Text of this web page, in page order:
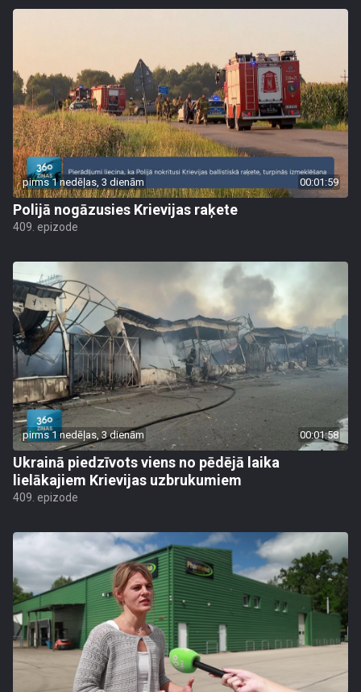
pirms 1 nedēļas, 3 dienām 00:01:59
Polijā nogāzusies Krievijas raķete
409. epizode
pirms 1 nedēļas, 3 dienām 00:01:58
Ukrainā piedzīvots viens no pēdējā laika
lielākajiem Krievijas uzbrukumiem
409. epizode